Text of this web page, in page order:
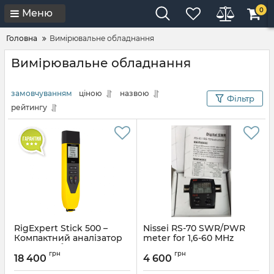
Меню 0
Головна Вимірювальне обладнання
Вимірювальне обладнання
замовчуванням ціною
назвою
рейтингу
Фільтр
RigExpert Stick 500 –
Компактний аналізатор
антен і кабелів (0,1–500
МГц, e-Ink)
18 400 грн
Nissei RS-70 SWR/PWR
meter for 1,6-60 MHz
4 600 грн